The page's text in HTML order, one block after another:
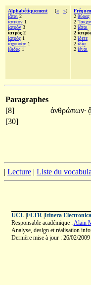
Alphabétiquement [« »]
ἰᾶται 2
ἰατικόν 1
ἰατρόν 3
ἰατρὸς 2
ἰατρός 1
ἰάχουσαν 1
ἴβιδας 1
2 θύρας
2
2 ἰᾶται
2 ἰατρὸς
2 ἴδετε
2 ἰδίᾳ
2 ἰέναι
Paragraphes
[8]
ἀνθρώπων·
[30]
| Lecture | Liste du
UCL| FLTR| Itinera Electronica
Responsable académique :Alain
Analyse, design et réalisation
Dernière mise à jour : 26/02/2009